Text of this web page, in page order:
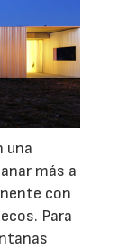
una
más a
con
Para